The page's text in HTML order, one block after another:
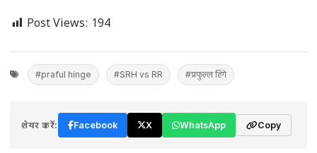
Post Views: 194
#praful hinge #SRH vs RR #प्रफुल्ल हिंगे
शेयर करें: Facebook X WhatsApp Copy